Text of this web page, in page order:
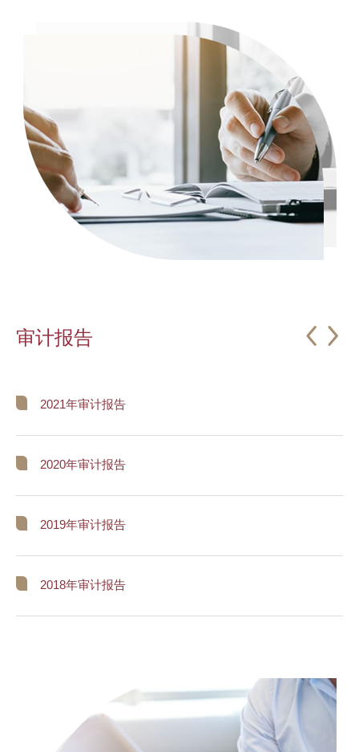
审计报告
2021年审计报告
2020年审计报告
2019年审计报告
2018年审计报告